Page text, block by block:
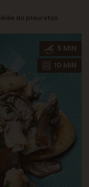
de pleurotes
5 MIN
10 MIN